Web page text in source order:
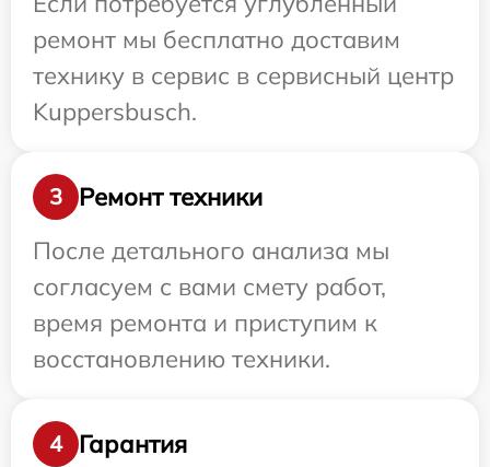
ремонт мы бесплатно доставим
технику в сервис в сервисный центр
Kuppersbusch.
3
Ремонт техники
После детального анализа мы
согласуем с вами смету работ,
время ремонта и приступим к
восстановлению техники.
4
Гарантия